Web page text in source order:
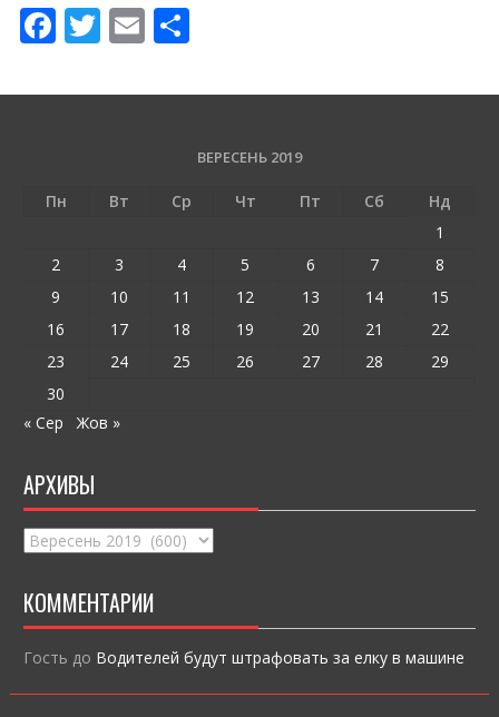
F
e
o
T
itt
E
ai
П
ді
и
т
ВЕРЕСЕНЬ 2019
Пн Вт Ср Чт Пт Сб
Нд
1
2
3 4 5 6 7
8
9
10 11 12 13 14
15
16
17 18 19 20 21
22
23
24 25 26 27 28
29
30
« Сер
Жов »
АРХИВЫ
Архивы
КОММЕНТАРИИ
Гость до Водителей будут штрафовать за елку в машине